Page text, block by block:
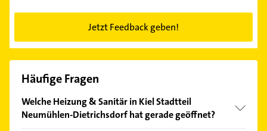
Jetzt Feedback geben!
Häufige Fragen
Welche Heizung & Sanitär in Kiel Stadtteil
Neumühlen-Dietrichsdorf hat gerade geöffnet?